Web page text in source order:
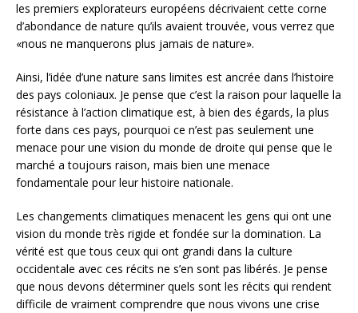
les premiers explorateurs européens décrivaient cette corne
d’abondance de nature qu’ils avaient trouvée, vous verrez que
«nous ne manquerons plus jamais de nature».
Ainsi, l’idée d’une nature sans limites est ancrée dans l’histoire
des pays coloniaux. Je pense que c’est la raison pour laquelle la
résistance à l’action climatique est, à bien des égards, la plus
forte dans ces pays, pourquoi ce n’est pas seulement une
menace pour une vision du monde de droite qui pense que le
marché a toujours raison, mais bien une menace
fondamentale pour leur histoire nationale.
Les changements climatiques menacent les gens qui ont une
vision du monde très rigide et fondée sur la domination. La
vérité est que tous ceux qui ont grandi dans la culture
occidentale avec ces récits ne s’en sont pas libérés. Je pense
que nous devons déterminer quels sont les récits qui rendent
difficile de vraiment comprendre que nous vivons une crise